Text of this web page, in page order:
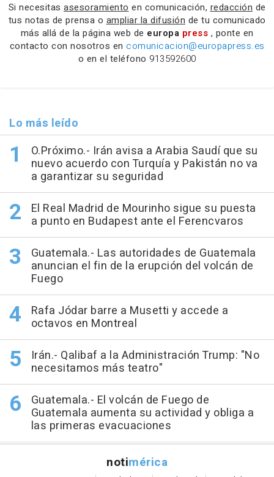
Si necesitas asesoramiento en comunicación, redacción de
tus notas de prensa o ampliar la difusión de tu comunicado
más allá de la página web de europa press , ponte en
contacto con nosotros en comunicacion@europapress.es
o en el teléfono 913592600
Lo más leído
O.Próximo.- Irán avisa a Arabia Saudí que su
nuevo acuerdo con Turquía y Pakistán no va
a garantizar su seguridad
El Real Madrid de Mourinho sigue su puesta
a punto en Budapest ante el Ferencvaros
Guatemala.- Las autoridades de Guatemala
anuncian el fin de la erupción del volcán de
Fuego
Rafa Jódar barre a Musetti y accede a
octavos en Montreal
Irán.- Qalibaf a la Administración Trump: "No
necesitamos más teatro"
Guatemala.- El volcán de Fuego de
Guatemala aumenta su actividad y obliga a
las primeras evacuaciones
notimérica